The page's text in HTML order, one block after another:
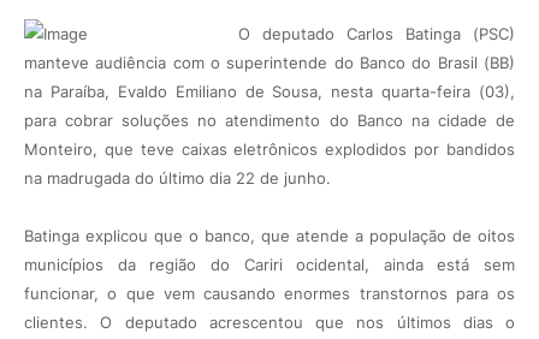
O deputado Carlos Batinga (PSC)
manteve audiência com o superintende do Banco do Brasil (BB)
na Paraíba, Evaldo Emiliano de Sousa, nesta quarta-feira (03),
para cobrar soluções no atendimento do Banco na cidade de
Monteiro, que teve caixas eletrônicos explodidos por bandidos
na madrugada do último dia 22 de junho.
Batinga explicou que o banco, que atende a população de oitos
municípios da região do Cariri ocidental, ainda está sem
funcionar, o que vem causando enormes transtornos para os
clientes. O deputado acrescentou que nos últimos dias o